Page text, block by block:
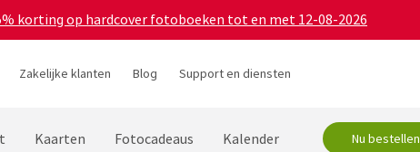
korting op hardcover fotoboeken tot en met 12-08-2026
Zakelijke klanten Blog Support en diensten
Kaarten Fotocadeaus Kalender Nu bestellen